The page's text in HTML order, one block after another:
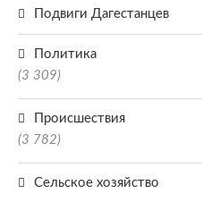
Подвиги Дагестанцев
Политика
(3 309)
Происшествия
(3 782)
Сельское хозяйство